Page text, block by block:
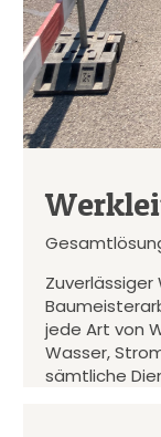
jede Art von
Wasser,
sämtliche